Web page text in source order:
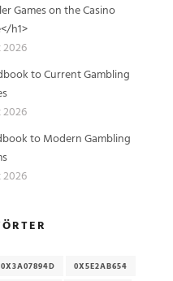
Games on the Casino
h1>
to Current Gambling
to Modern Gambling
0X3A07894D
0X5E2AB654